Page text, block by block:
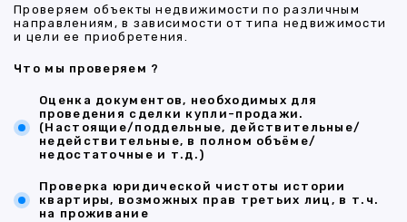
Проверяем объекты недвижимости по различным
направлениям, в зависимости от типа недвижимости
и цели ее приобретения.
Что мы проверяем ?
Оценка документов, необходимых для
проведения сделки купли-продажи.
(Настоящие/поддельные, действительные/
недействительные, в полном объёме/
недостаточные и т.д.)
Проверка юридической чистоты истории
квартиры, возможных прав третьих лиц, в т.ч.
на проживание